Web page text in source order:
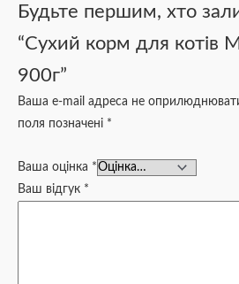
Будьте першим, хто
“Сухий корм для котів
900г”
Ваша e-mail адреса не
поля позначені *
Ваша оцінка *
Ваш відгук *